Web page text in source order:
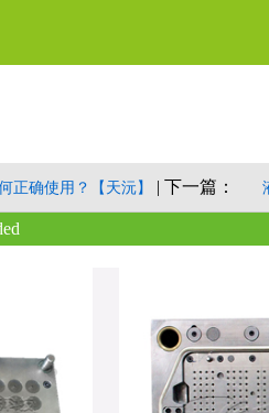
正确使用？【天沅】 | 下一篇：